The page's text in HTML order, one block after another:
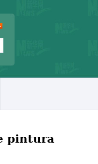
pintura